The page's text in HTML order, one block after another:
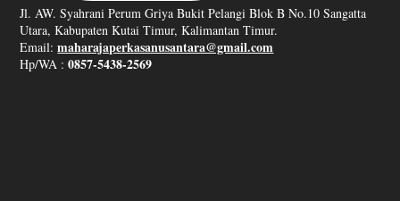
Jl. AW. Syahrani Perum Griya Bukit Pelangi Blok B No.10 Sangatta
Utara, Kabupaten Kutai Timur, Kalimantan Timur.
Email:maharajaperkasanusantara@gmail.com
Hp/WA :0857-5438-2569